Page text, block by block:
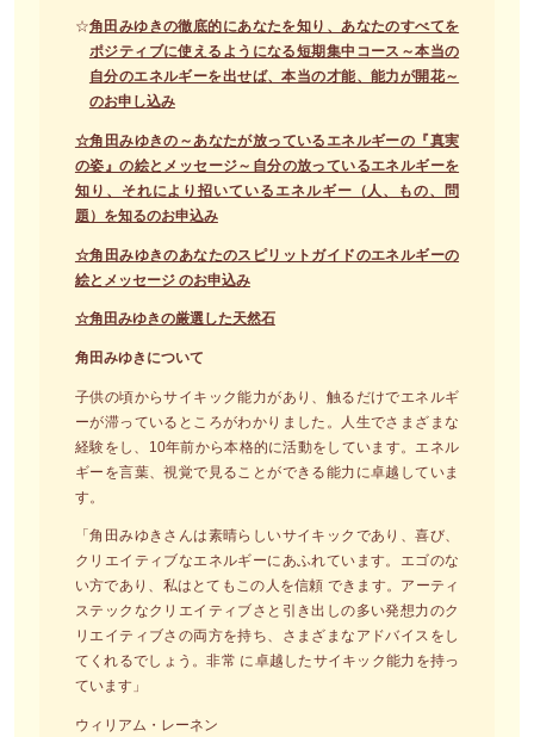
☆角田みゆきの徹底的にあなたを知り、あなたのすべてを
ポジティブに使えるようになる短期集中コース～本当の
自分のエネルギーを出せば、本当の才能、能力が開花～
のお申し込み
☆角田みゆきの～あなたが放っているエネルギーの『真実
の姿』の絵とメッセージ～自分の放っているエネルギーを
知り、それにより招いているエネルギー（人、もの、問
題）を知るのお申込み
☆角田みゆきのあなたのスピリットガイドのエネルギーの
絵とメッセージ のお申込み
☆角田みゆきの厳選した天然石
角田みゆきについて
子供の頃からサイキック能力があり、触るだけでエネルギ
ーが滞っているところがわかりました。人生でさまざまな
経験をし、10年前から本格的に活動をしています。エネル
ギーを言葉、視覚で見ることができる能力に卓越していま
す。
「角田みゆきさんは素晴らしいサイキックであり、喜び、
クリエイティブなエネルギーにあふれています。エゴのな
い方であり、私はとてもこの人を信頼 できます。アーティ
ステックなクリエイティブさと引き出しの多い発想力のク
リエイティブさの両方を持ち、さまざまなアドバイスをし
てくれるでしょう。非常 に卓越したサイキック能力を持っ
ています」
ウィリアム・レーネン